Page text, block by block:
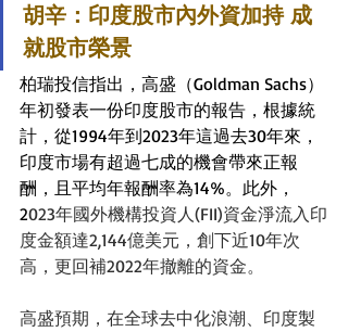
胡辛：印度股市內外資加持 成
就股市榮景
柏瑞投信指出，高盛（Goldman Sachs）
年初發表一份印度股市的報告，根據統
計，從1994年到2023年這過去30年來，
印度市場有超過七成的機會帶來正報
酬，且平均年報酬率為14%。此外，
2023年國外機構投資人(FII)資金淨流入印
度金額達2,144億美元，創下近10年次
高，更回補2022年撤離的資金。
高盛預期，在全球去中化浪潮、印度製